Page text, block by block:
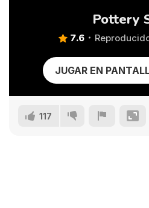
Pottery
7.6
JUGAR EN
117